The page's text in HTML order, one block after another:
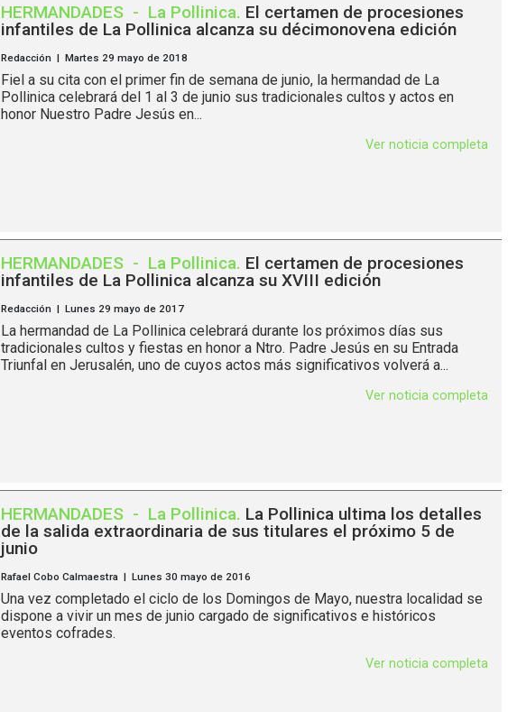
HERMANDADES - La Pollinica. El certamen de procesiones
infantiles de La Pollinica alcanza su décimonovena edición
Redacción | Martes 29 mayo de 2018
Fiel a su cita con el primer fin de semana de junio, la hermandad de La
Pollinica celebrará del 1 al 3 de junio sus tradicionales cultos y actos en
honor Nuestro Padre Jesús en...
Ver noticia completa
HERMANDADES - La Pollinica. El certamen de procesiones
infantiles de La Pollinica alcanza su XVIII edición
Redacción | Lunes 29 mayo de 2017
La hermandad de La Pollinica celebrará durante los próximos días sus
tradicionales cultos y fiestas en honor a Ntro. Padre Jesús en su Entrada
Triunfal en Jerusalén, uno de cuyos actos más significativos volverá a...
Ver noticia completa
HERMANDADES - La Pollinica. La Pollinica ultima los detalles
de la salida extraordinaria de sus titulares el próximo 5 de
junio
Rafael Cobo Calmaestra | Lunes 30 mayo de 2016
Una vez completado el ciclo de los Domingos de Mayo, nuestra localidad se
dispone a vivir un mes de junio cargado de significativos e históricos
eventos cofrades.
Ver noticia completa